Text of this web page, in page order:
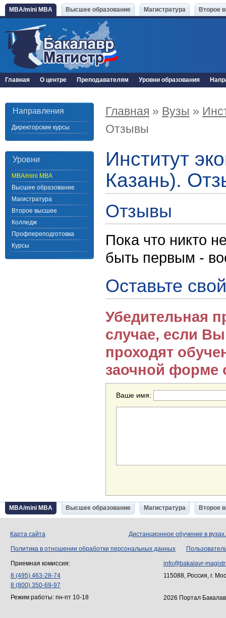
MBA/mini MBA Высшее образование Магистратура Второе
Главная О центре Преподавателям Уровни образования
Направления
Директорские курсы
Уровни
MBA/mini MBA
Высшее образование
Магистратура
Второе высшее
Колледж
Профпереподготовка
Курсы
Главная » Вузы »
Отзывы
Институт
Казань).
Отзывы
Пока что никто
быть первым -
Оставьте
Убедительная
случае, если
проходят
заочной форме
Ваше имя:
MBA/mini MBA Высшее образование Магистратура Второе
Карта сайта Дистанционное обучение в
Политика в отношении обработки персональных данных
Приемная комиссия:
8 (495) 463-28-74
8 (800) 350-69-97
Режим работы: пн-пт 10-18
info@bakalavr-
115088, Россия, г.
2026 Портал